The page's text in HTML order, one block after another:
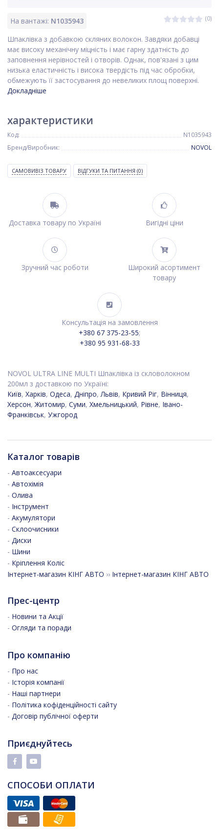
На вантажі: N1035943 (0)
Шпаклівка з добавкою скляних волокон. Завдяки добавці
має високу механічну міцність і має гарну здатність до
заповнення нерівностей і отворів. Однак, пов'язані з цим
низька еластичність і висока твердість під час обробки,
обмежують її застосування до невеликих площ поверхні.
Докладніше
характеристики
Код:
N1035943
Бренд/Виробник:
NOVOL
САМОВИВІЗ ТОВАРУ ВІДГУКИ ТА ПИТАННЯ (0)
Доставка товару по Україні Вигідні ціни
Зручний час роботи
Широкий асортимент
товару
Консультація на замовлення
+380 67 375-23-55;
+380 95 931-68-33
NOVOL ULTRA LINE MULTI Шпаклівка із скловолокном
200мл з доставкою по Україні:
Київ, Харків, Одеса, Дніпро, Львів, Кривий Ріг, Вінниця,
Херсон, Житомир, Суми, Хмельницький, Рівне, Івано-
Франківськ, Ужгород
Каталог товарів
- Автоаксесуари
- Автохімія
- Олива
- Інструмент
- Акумулятори
- Склоочисники
- Диски
- Шини
- Кріплення Коліс
Інтернет-магазин КІНГ АВТО ›› Інтернет-магазин КІНГ АВТО
Прес-центр
- Новини та Акції
- Огляди та поради
Про компанію
- Про нас
- Історія компанії
- Наші партнери
- Політика кофіденційності сайту
- Договір публічної оферти
Приєднуйтесь
СПОСОБИ ОПЛАТИ